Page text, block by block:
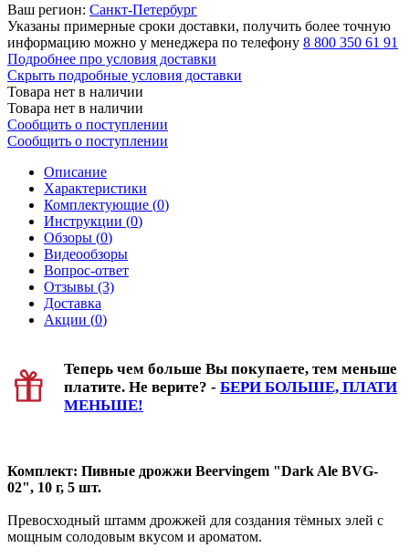
Ваш регион: Санкт-Петербург
Указаны примерные сроки доставки, получить более точную
информацию можно у менеджера по телефону 8 800 350 61 91
Подробнее про условия доставки
Скрыть подробные условия доставки
Товара нет в наличии
Товара нет в наличии
Сообщить о поступлении
Сообщить о поступлении
Описание
Характеристики
Комплектующие (0)
Инструкции (0)
Обзоры (0)
Видеообзоры
Вопрос-ответ
Отзывы (3)
Доставка
Акции (0)
Теперь чем больше Вы покупаете, тем меньше
платите. Не верите? - БЕРИ БОЛЬШЕ, ПЛАТИ
МЕНЬШЕ!
Комплект: Пивные дрожжи Beervingem "Dark Ale BVG-
02", 10 г, 5 шт.
Превосходный штамм дрожжей для создания тёмных элей с
мощным солодовым вкусом и ароматом.